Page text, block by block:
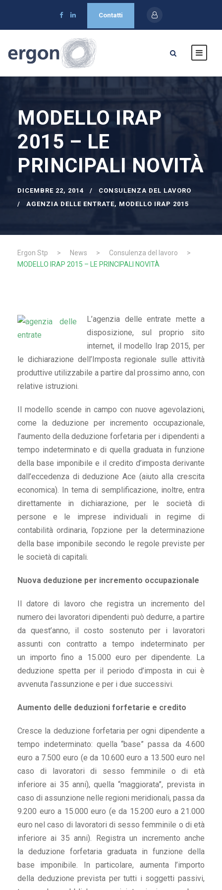
Contatti
MODELLO IRAP
2015 – LE
PRINCIPALI NOVITÀ
DICEMBRE 22, 2014
CONSULENZA DEL LAVORO
AGENZIA DELLE ENTRATE, MODELLO IRAP 2015
Ergon Stp > News > Consulenza del lavoro
>
MODELLO IRAP 2015 – LE PRINCIPALI NOVITÀ
L’agenzia delle entrate mette a
disposizione, sul proprio sito
internet, il modello Irap 2015, per
le dichiarazione dell’Imposta regionale sulle attività
produttive utilizzabile a partire dal prossimo anno, con
relative istruzioni.
Il modello scende in campo con nuove agevolazioni,
come la deduzione per incremento occupazionale,
l’aumento della deduzione forfetaria per i dipendenti a
tempo indeterminato e di quella graduata in funzione
della base imponibile e il credito d’imposta derivante
dall’eccedenza di deduzione Ace (aiuto alla crescita
economica). In tema di semplificazione, inoltre, entra
direttamente in dichiarazione, per le società di
persone e le imprese individuali in regime di
contabilità ordinaria, l’opzione per la determinazione
della base imponibile secondo le regole previste per
le società di capitali.
Nuova deduzione per incremento occupazionale
Il datore di lavoro che registra un incremento del
numero dei lavoratori dipendenti può dedurre, a partire
da quest’anno, il costo sostenuto per i lavoratori
assunti con contratto a tempo indeterminato per
un importo fino a 15.000 euro per dipendente. La
deduzione spetta per il periodo d’imposta in cui è
avvenuta l’assunzione e per i due successivi.
Aumento delle deduzioni forfetarie e credito
Cresce la deduzione forfetaria per ogni dipendente a
tempo indeterminato: quella “base” passa da 4.600
euro a 7.500 euro (e da 10.600 euro a 13.500 euro nel
caso di lavoratori di sesso femminile o di età
inferiore ai 35 anni), quella “maggiorata”, prevista in
caso di assunzione nelle regioni meridionali, passa da
9.200 euro a 15.000 euro (e da 15.200 euro a 21.000
euro nel caso di lavoratori di sesso femminile o di età
inferiore ai 35 anni). Registra un incremento anche
la deduzione forfetaria graduata in funzione della
base imponibile. In particolare, aumenta l’importo
della deduzione prevista per tutti i soggetti passivi,